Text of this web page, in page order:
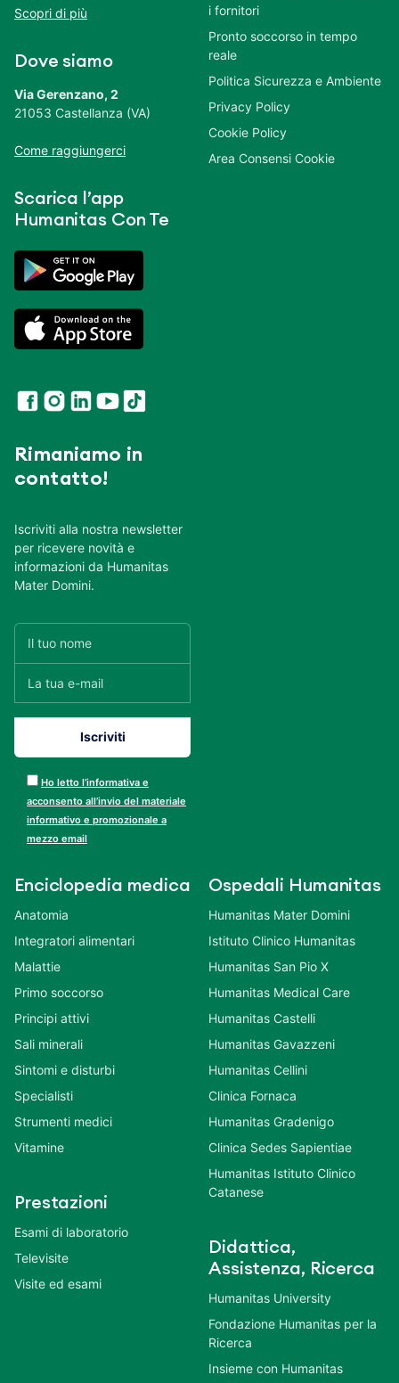
Scopri di più
Dove siamo
Via Gerenzano, 2
21053 Castellanza (VA)
Come raggiungerci
Scarica l’app
Humanitas Con Te
Rimaniamo in
contatto!
Iscriviti alla nostra newsletter
per ricevere novità e
informazioni da Humanitas
Mater Domini.
Ho letto l’informativa e
acconsento all’invio del materiale
informativo e promozionale a
mezzo email
i fornitori
Pronto soccorso in tempo
reale
Politica Sicurezza e Ambiente
Privacy Policy
Cookie Policy
Area Consensi Cookie
Enciclopedia medica
Anatomia
Integratori alimentari
Malattie
Primo soccorso
Principi attivi
Sali minerali
Sintomi e disturbi
Specialisti
Strumenti medici
Vitamine
Prestazioni
Esami di laboratorio
Televisite
Visite ed esami
Ospedali Humanitas
Humanitas Mater Domini
Istituto Clinico Humanitas
Humanitas San Pio X
Humanitas Medical Care
Humanitas Castelli
Humanitas Gavazzeni
Humanitas Cellini
Clinica Fornaca
Humanitas Gradenigo
Clinica Sedes Sapientiae
Humanitas Istituto Clinico
Catanese
Didattica,
Assistenza, Ricerca
Humanitas University
Fondazione Humanitas per la
Ricerca
Insieme con Humanitas